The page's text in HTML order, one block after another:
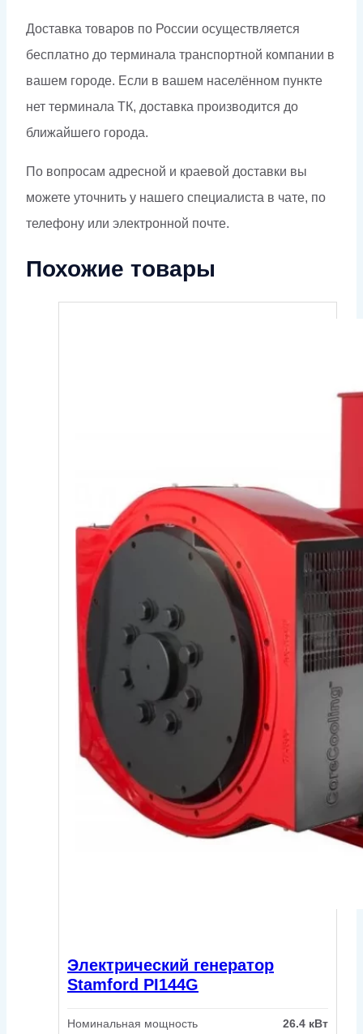
Доставка товаров по России осуществляется
бесплатно до терминала транспортной компании в
вашем городе. Если в вашем населённом пункте
нет терминала ТК, доставка производится до
ближайшего города.
По вопросам адресной и краевой доставки вы
можете уточнить у нашего специалиста в чате, по
телефону или электронной почте.
Похожие товары
Электрический генератор
Stamford PI144G
Номинальная мощность 26.4 кВт